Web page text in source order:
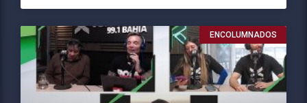
ENCOLUMNADOS